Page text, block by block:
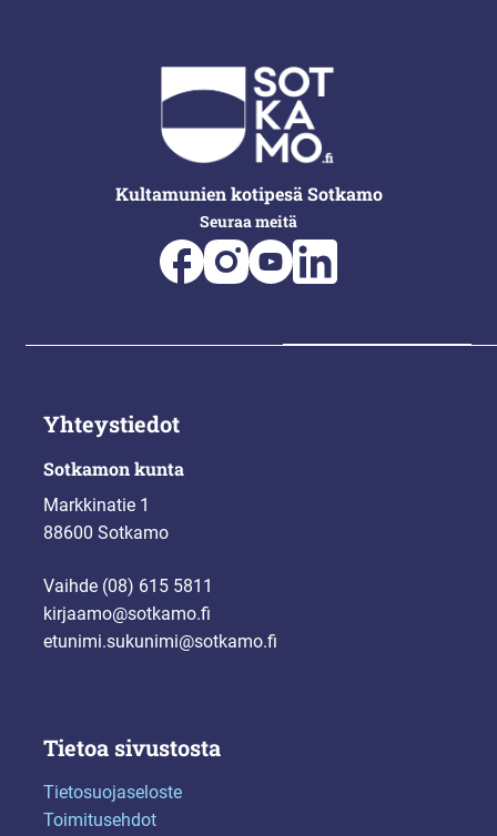
Kultamunien kotipesä Sotkamo
Seuraa meitä
Yhteystiedot
Sotkamon kunta
Markkinatie 1
88600 Sotkamo
Vaihde (08) 615 5811
kirjaamo@sotkamo.fi
etunimi.sukunimi@sotkamo.fi
Tietoa sivustosta
Tietosuojaseloste
Toimitusehdot